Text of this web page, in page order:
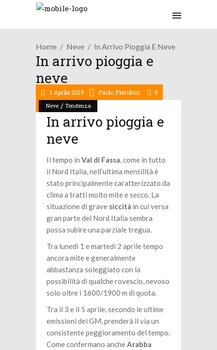
Home Neve In Arrivo Pioggia E Neve
In arrivo pioggia e
neve
Neve / Tendenza
1 Aprile 2019 Paolo Pierobon 0
In arrivo pioggia e
neve
Il tempo in Val di Fassa, come in tutto
il Nord Italia, nell’ultima mensilità è
stato principalmente caratterizzato da
clima a tratti molto mite e secco. La
situazione di grave siccità in cui versa
gran parte del Nord Italia sembra
possa subire una parziale tregua.
Tra lunedì 1 e martedì 2 aprile tempo
ancora mite e generalmente
abbastanza soleggiato con la
possibilità di qualche rovescio, nevoso
solo oltre i 1600/1900 m di quota.
Tra il 3 e il 5 aprile, secondo le ultime
emissioni dei GM, prenderà il via un
consistente peggioramento del tempo.
Come confermano ancheArabba